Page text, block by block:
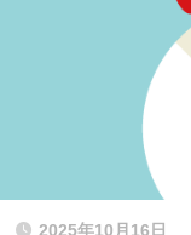
2025年10月16日